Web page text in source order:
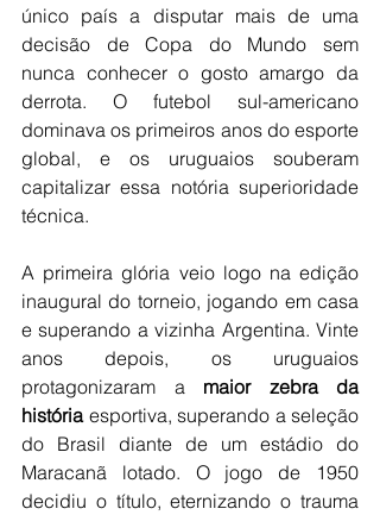
único país a disputar mais de uma
decisão de Copa do Mundo sem
nunca conhecer o gosto amargo da
derrota. O futebol sul-americano
dominava os primeiros anos do esporte
global, e os uruguaios souberam
capitalizar essa notória superioridade
técnica.
A primeira glória veio logo na edição
inaugural do torneio, jogando em casa
e superando a vizinha Argentina. Vinte
anos depois, os uruguaios
protagonizaram a maior zebra da
história esportiva, superando a seleção
do Brasil diante de um estádio do
Maracanã lotado. O jogo de 1950
decidiu o título, eternizando o trauma